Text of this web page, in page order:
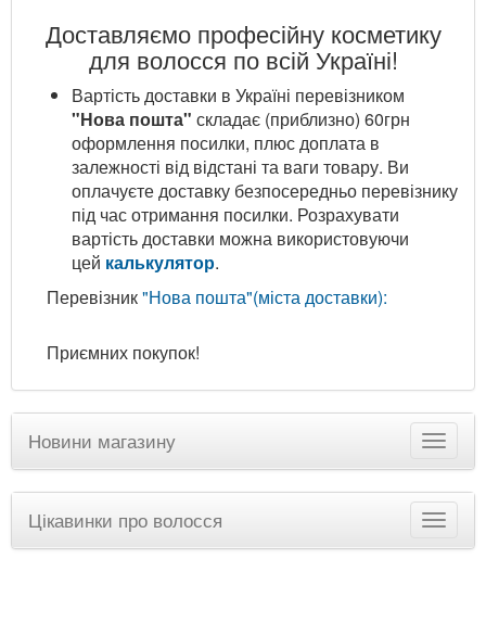
Доставляємо професійну косметику
для волосся по всій Україні!
Вартість доставки в Україні перевізником
"Нова пошта" складає (приблизно) 60грн
оформлення посилки, плюс доплата в
залежності від відстані та ваги товару. Ви
оплачуєте доставку безпосередньо перевізнику
під час отримання посилки. Розрахувати
вартість доставки можна використовуючи
цей калькулятор.
Перевізник"Нова пошта"(міста доставки):
Приємних покупок!
Новини магазину
Цікавинки про волосся